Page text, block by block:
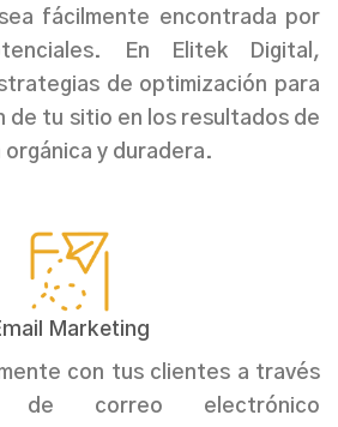
fácilmente encontrada por
En
Elitek Digital ,
de optimización para
de tu sitio en los resultados de
orgánica y duradera.
Marketing
con tus clientes a través
de correo electrónico